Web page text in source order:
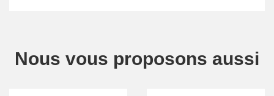
Nous vous proposons aussi